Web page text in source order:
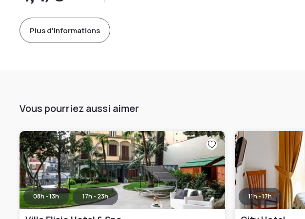
Plus d'informations
Vous pourriez aussi aimer
08h - 13h 17h - 23h 11h - 17h